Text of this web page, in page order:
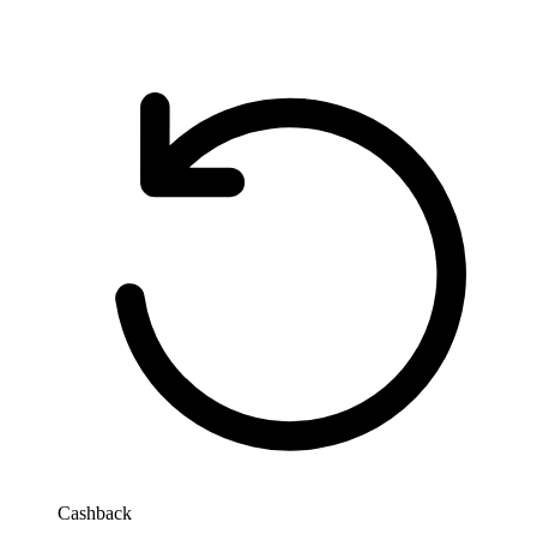
Cashback